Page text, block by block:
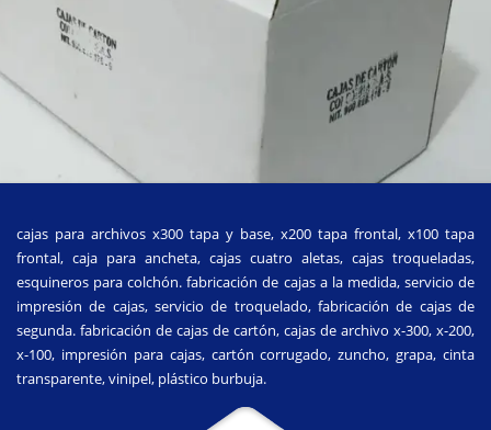
cajas para archivos x300 tapa y base, x200 tapa frontal, x100 tapa
frontal, caja para ancheta, cajas cuatro aletas, cajas troqueladas,
esquineros para colchón. fabricación de cajas a la medida, servicio de
impresión de cajas, servicio de troquelado, fabricación de cajas de
segunda. fabricación de cajas de cartón, cajas de archivo x-300, x-200,
x-100, impresión para cajas, cartón corrugado, zuncho, grapa, cinta
transparente, vinipel, plástico burbuja.